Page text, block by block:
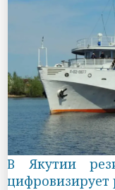
В Якутии
цифровизирует